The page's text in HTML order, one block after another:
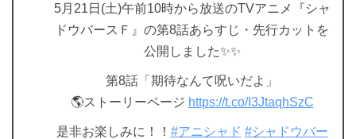
5月21日(土)午前10時から放送のTVアニメ『シャ
ドウバースＦ』の第8話あらすじ・先行カットを
公開しました✨✨
第8話「期待なんて呪いだよ」
🌎ストーリーページ https://t.co/I3JtaqhSzC
是非お楽しみに！！ #アニシャド #シャドウバー